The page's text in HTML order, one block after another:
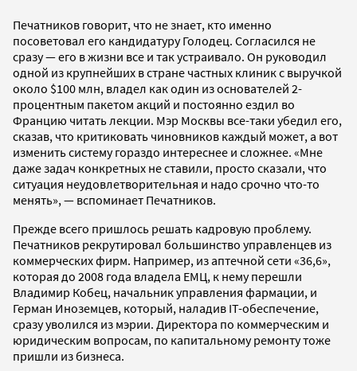
Печатников говорит, что не знает, кто именно
посоветовал его кандидатуру Голодец. Согласился не
сразу — его в жизни все и так устраивало. Он руководил
одной из крупнейших в стране частных клиник с выручкой
около $100 млн, владел как один из основателей 2-
процентным пакетом акций и постоянно ездил во
Францию читать лекции. Мэр Москвы все-таки убедил его,
сказав, что критиковать чиновников каждый может, а вот
изменить систему гораздо интереснее и сложнее. «Мне
даже задач конкретных не ставили, просто сказали, что
ситуация неудовлетворительная и надо срочно что-то
менять», — вспоминает Печатников.
Прежде всего пришлось решать кадровую проблему.
Печатников рекрутировал большинство управленцев из
коммерческих фирм. Например, из аптечной сети «36,6»,
которая до 2008 года владела ЕМЦ, к нему перешли
Владимир Кобец, начальник управления фармации, и
Герман Иноземцев, который, наладив IT-обеспечение,
сразу уволился из мэрии. Директора по коммерческим и
юридическим вопросам, по капитальному ремонту тоже
пришли из бизнеса.